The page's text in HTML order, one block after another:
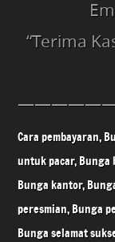
“Terima
Cara pembayaran,
untuk pacar, Bunga
Bunga kantor,
peresmian, Bunga
Bunga selamat